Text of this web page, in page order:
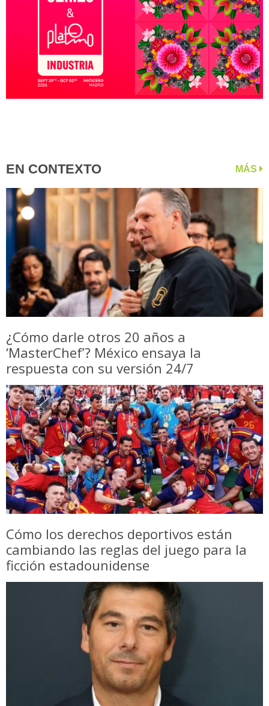
EN CONTEXTO MÁS
¿Cómo darle otros 20 años a
‘MasterChef’? México ensaya la
respuesta con su versión 24/7
Cómo los derechos deportivos están
cambiando las reglas del juego para la
ficción estadounidense